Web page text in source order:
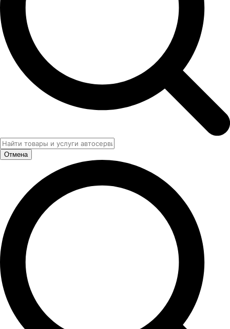
Отмена